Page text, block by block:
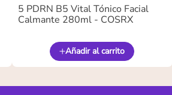
5 PDRN B5 Vital Tónico Facial
Calmante 280ml - COSRX
Añadir al carrito